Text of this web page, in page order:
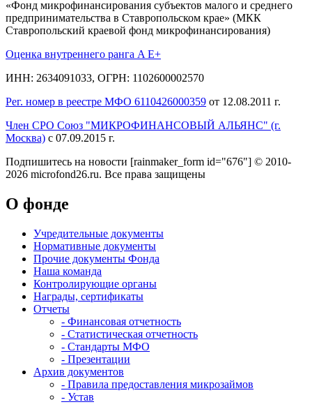
«Фонд микрофинансирования субъектов малого и среднего
предпринимательства в Ставропольском крае» (МКК
Ставропольский краевой фонд микрофинансирования)
Оценка внутреннего ранга A E+
ИНН: 2634091033, ОГРН: 1102600002570
Рег. номер в реестре МФО 6110426000359 от 12.08.2011 г.
Член СРО Союз "МИКРОФИНАНСОВЫЙ АЛЬЯНС" (г.
Москва) с 07.09.2015 г.
Подпишитесь на новости [rainmaker_form id="676"] © 2010-
2026 microfond26.ru. Все права защищены
О фонде
Учредительные документы
Нормативные документы
Прочие документы Фонда
Наша команда
Контролирующие органы
Награды, сертификаты
Отчеты
- Финансовая отчетность
- Статистическая отчетность
- Стандарты МФО
- Презентации
Архив документов
- Правила предоставления микрозаймов
- Устав